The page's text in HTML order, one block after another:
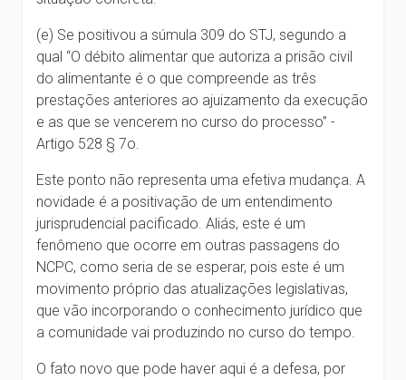
(e) Se positivou a súmula 309 do STJ, segundo a
qual “O débito alimentar que autoriza a prisão civil
do alimentante é o que compreende as três
prestações anteriores ao ajuizamento da execução
e as que se vencerem no curso do processo” -
Artigo 528 § 7o.
Este ponto não representa uma efetiva mudança. A
novidade é a positivação de um entendimento
jurisprudencial pacificado. Aliás, este é um
fenômeno que ocorre em outras passagens do
NCPC, como seria de se esperar, pois este é um
movimento próprio das atualizações legislativas,
que vão incorporando o conhecimento jurídico que
a comunidade vai produzindo no curso do tempo.
O fato novo que pode haver aqui é a defesa, por